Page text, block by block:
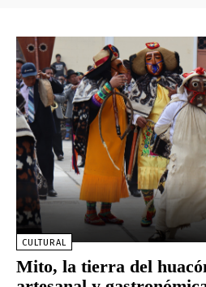
CULTURAL
Mito, la tierra del